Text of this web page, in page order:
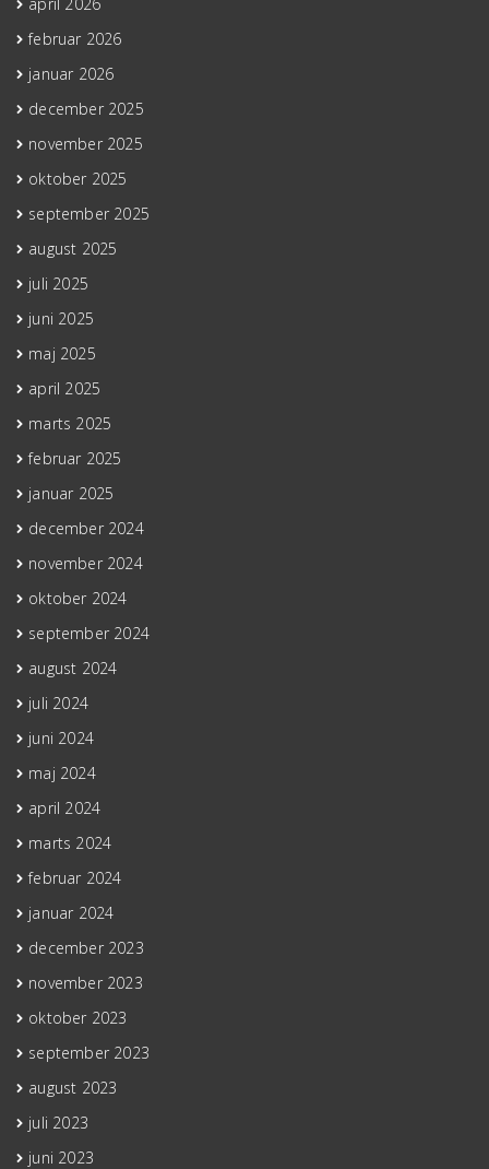
februar 2026
januar 2026
december 2025
november 2025
oktober 2025
september 2025
august 2025
juli 2025
juni 2025
maj 2025
april 2025
marts 2025
februar 2025
januar 2025
december 2024
november 2024
oktober 2024
september 2024
august 2024
juli 2024
juni 2024
maj 2024
april 2024
marts 2024
februar 2024
januar 2024
december 2023
november 2023
oktober 2023
september 2023
august 2023
juli 2023
juni 2023